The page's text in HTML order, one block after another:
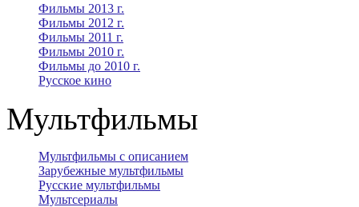
Фильмы 2013 г.
Фильмы 2012 г.
Фильмы 2011 г.
Фильмы 2010 г.
Фильмы до 2010 г.
Русское кино
Мультфильмы
Мультфильмы с описанием
Зарубежные мультфильмы
Русские мультфильмы
Мультсериалы